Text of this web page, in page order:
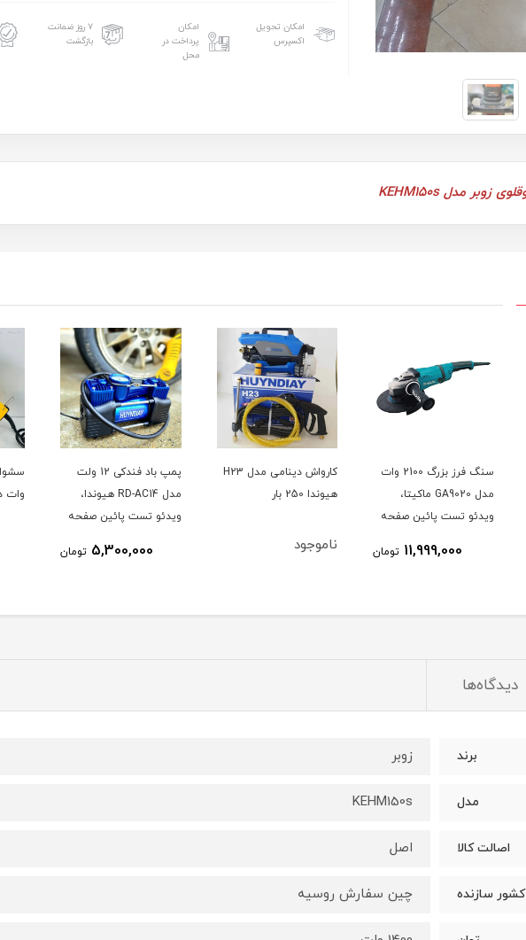
امکان تحویل
اکسپرس
امکان
پرداخت در
محل
۷ روز ضمانت
بازگشت
سنگ فرز بزرگ 2100 وات
مدل GA9020 ماکیتا،
ویدئو تست پائین صفحه
11,999,000 تومان
کارواش دینامی مدل H23
هیوندا 250 بار
ناموجود
پمپ باد فندکی 12 ولت
مدل RD-AC14 هیوندا،
ویدئو تست پائین صفحه
5,300,000 تومان
وات
دیدگاه‌ها
برند زوبر
مدل KEHM150s
اصالت کالا اصل
کشور سازنده چین سفارش روسیه